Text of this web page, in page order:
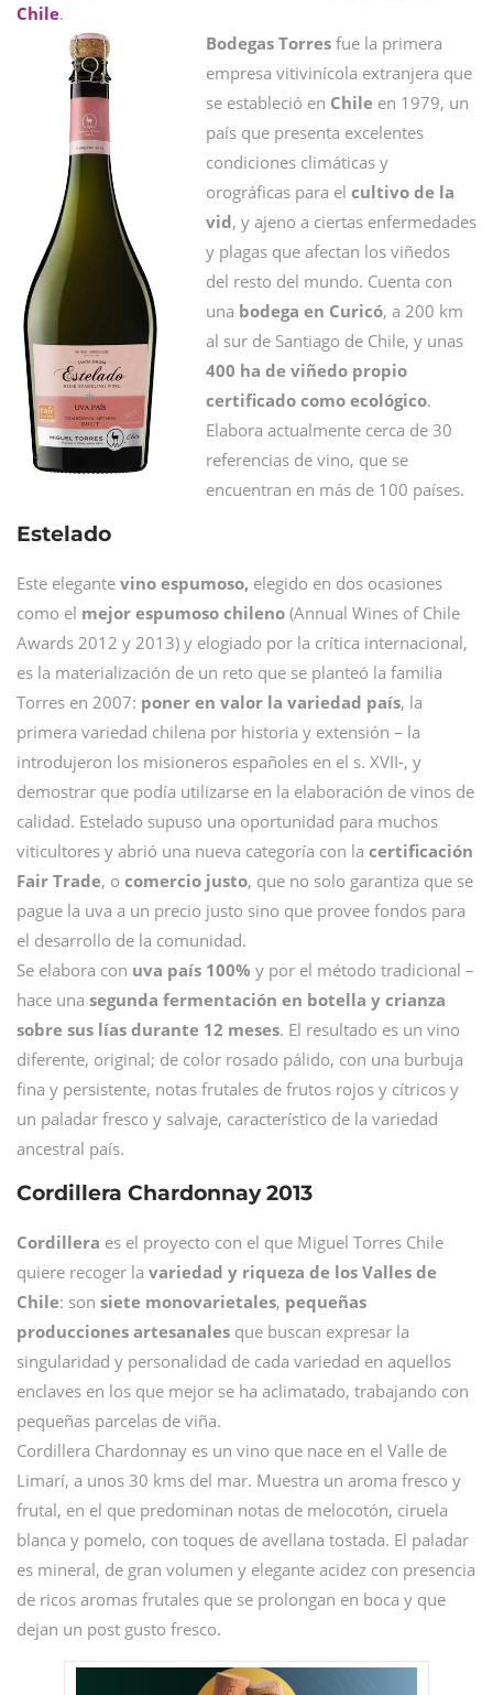
Chile.
Bodegas Torres fue la primera
empresa vitivinícola extranjera que
se estableció en Chile en 1979, un
país que presenta excelentes
condiciones climáticas y
orográficas para el cultivo de la
vid, y ajeno a ciertas enfermedades
y plagas que afectan los viñedos
del resto del mundo. Cuenta con
una bodega en Curicó, a 200 km
al sur de Santiago de Chile, y unas
400 ha de viñedo propio
certificado como ecológico.
Elabora actualmente cerca de 30
referencias de vino, que se
encuentran en más de 100 países.
Estelado
Este elegante vino espumoso, elegido en dos ocasiones
como el mejor espumoso chileno (Annual Wines of Chile
Awards 2012 y 2013) y elogiado por la crítica internacional,
es la materialización de un reto que se planteó la familia
Torres en 2007: poner en valor la variedad país, la
primera variedad chilena por historia y extensión – la
introdujeron los misioneros españoles en el s. XVII-, y
demostrar que podía utilizarse en la elaboración de vinos de
calidad. Estelado supuso una oportunidad para muchos
viticultores y abrió una nueva categoría con la certificación
Fair Trade, o comercio justo, que no solo garantiza que se
pague la uva a un precio justo sino que provee fondos para
el desarrollo de la comunidad.
Se elabora con uva país 100% y por el método tradicional –
hace una segunda fermentación en botella y crianza
sobre sus lías durante 12 meses. El resultado es un vino
diferente, original; de color rosado pálido, con una burbuja
fina y persistente, notas frutales de frutos rojos y cítricos y
un paladar fresco y salvaje, característico de la variedad
ancestral país.
Cordillera Chardonnay 2013
Cordillera es el proyecto con el que Miguel Torres Chile
quiere recoger la variedad y riqueza de los Valles de
Chile: son siete monovarietales, pequeñas
producciones artesanales que buscan expresar la
singularidad y personalidad de cada variedad en aquellos
enclaves en los que mejor se ha aclimatado, trabajando con
pequeñas parcelas de viña.
Cordillera Chardonnay es un vino que nace en el Valle de
Limarí, a unos 30 kms del mar. Muestra un aroma fresco y
frutal, en el que predominan notas de melocotón, ciruela
blanca y pomelo, con toques de avellana tostada. El paladar
es mineral, de gran volumen y elegante acidez con presencia
de ricos aromas frutales que se prolongan en boca y que
dejan un post gusto fresco.